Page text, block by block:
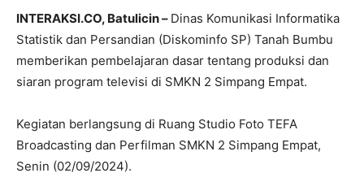
INTERAKSI.CO, Batulicin – Dinas Komunikasi Informatika
Statistik dan Persandian (Diskominfo SP) Tanah Bumbu
memberikan pembelajaran dasar tentang produksi dan
siaran program televisi di SMKN 2 Simpang Empat.
Kegiatan berlangsung di Ruang Studio Foto TEFA
Broadcasting dan Perfilman SMKN 2 Simpang Empat,
Senin (02/09/2024).